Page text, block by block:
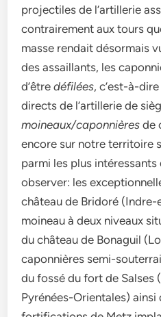
projectiles de l’artillerie
contrairement aux tours
masse rendait désormais
des assaillants, les
d’êtredéfilées, c’est-à-
directs de l’artillerie de
moineaux/caponnières de
encore sur notre territoire
parmi les plus intéressants
observer: les
château de Bridoré
moineau à deux niveaux
du château de Bonaguil
caponnières semi-
du fossé du fort de Salses
Pyrénées-Orientales)